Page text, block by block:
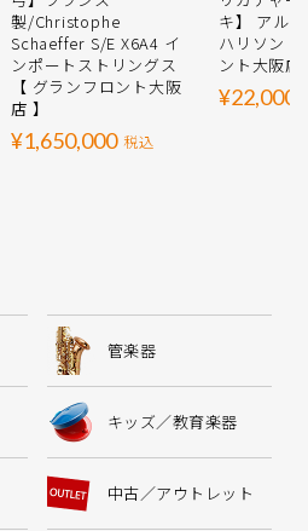
製/Christophe
Schaeffer S/E X6A4 イ
ンポートストリングス
【 グランフロント大阪
店 】
¥1,650,000 税込
キ】 アル
ハリソン
ント大阪店
¥22,000
管楽器
キッズ／教育楽器
中古／アウトレット